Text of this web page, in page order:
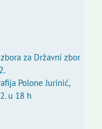
za Državni zbor
Polone Jurinić,
u 18 h